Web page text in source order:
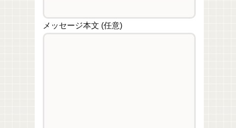
メッセージ本文 (任意)